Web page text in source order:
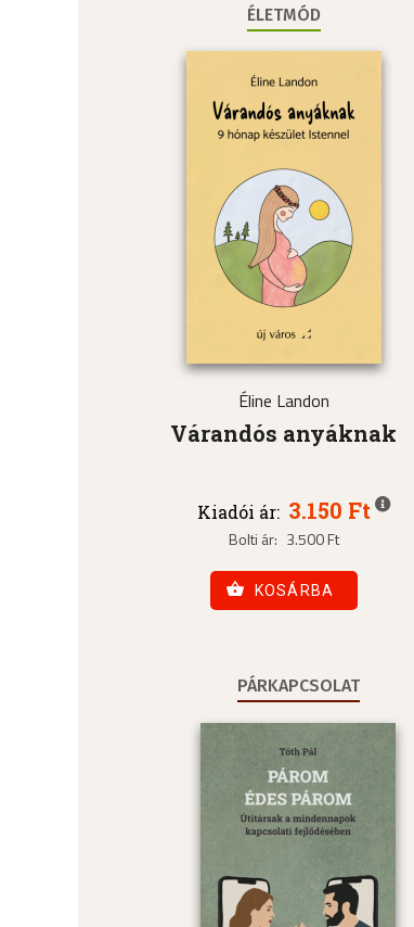
ÉLETMÓD
Éline Landon
Várandós anyáknak
Kiadói ár: 3.150 Ft
Bolti ár: 3.500 Ft
KOSÁRBA
PÁRKAPCSOLAT